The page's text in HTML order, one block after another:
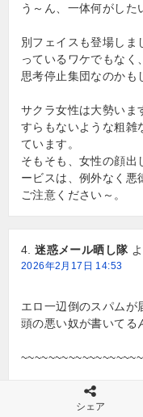
う～ん、一体何がした
別フェイスも登場しま
っているワケでもなく
思考停止集団なのかも
サクラ女性は大勢いま
すらもないような粗雑
ています。
そもそも、女性の顔出
ービスは、例外なく悪
ご注意ください～。
迷惑メール晒し隊
2026年2月17日 14:53
エロ一辺倒のスパムが
頭の悪い奴が書いてる
【新着アプリ 今夜OK
お金はあるけどカラ
シェア